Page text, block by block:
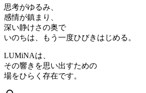
思考がゆるみ、
感情が鎮まり、
深い静けさの奥で
いのちは、もう一度ひびきはじめる。
LUMiNAは、
その響きを思い出すための
場をひらく存在です。